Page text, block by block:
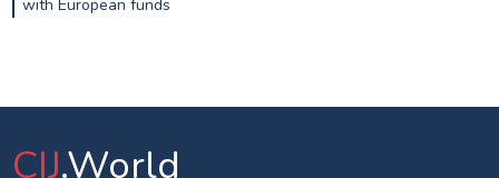
with European funds
CIJ.World